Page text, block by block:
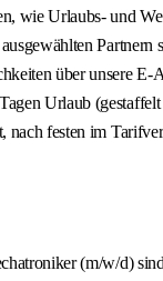
wie Urlaubs- und
Partnern
über unsere E-
Urlaub (gestaffelt
nach festen im
(m/w/d)